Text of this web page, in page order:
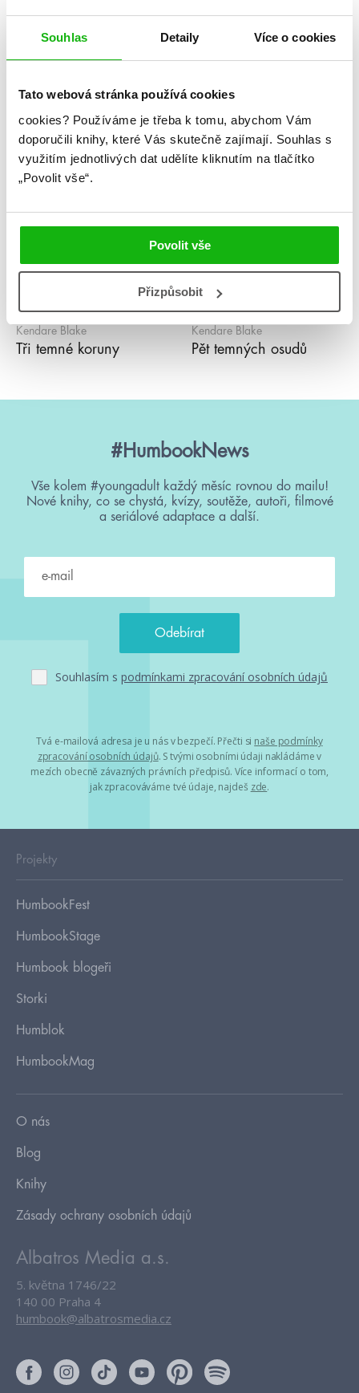
Souhlas Detaily Více o cookies
Tato webová stránka používá cookies
cookies? Používáme je třeba k tomu, abychom Vám
doporučili knihy, které Vás skutečně zajímají. Souhlas s
využitím jednotlivých dat udělíte kliknutím na tlačítko
„Povolit vše“.
Povolit vše
Přizpůsobit
Jeden temný trůn
Kendare Blake
Dvě temné vládkyně
Kendare Blake
Tři temné koruny
Kendare Blake
Pět temných osudů
#HumbookNews
Vše kolem #youngadult každý měsíc rovnou do mailu!
Nové knihy, co se chystá, kvízy, soutěže, autoři, filmové
a seriálové adaptace a další.
Souhlasím s podmínkami zpracování osobních údajů
Tvá e-mailová adresa je u nás v bezpečí. Přečti si naše podmínky
zpracování osobních údajů. S tvými osobními údaji nakládáme v
mezích obecně závazných právních předpisů. Více informací o tom,
jak zpracováváme tvé údaje, najdeš zde.
Projekty
HumbookFest
HumbookStage
Humbook blogeři
Storki
Humblok
HumbookMag
O nás
Blog
Knihy
Zásady ochrany osobních údajů
Albatros Media a.s.
5. května 1746/22
140 00 Praha 4
humbook@albatrosmedia.cz